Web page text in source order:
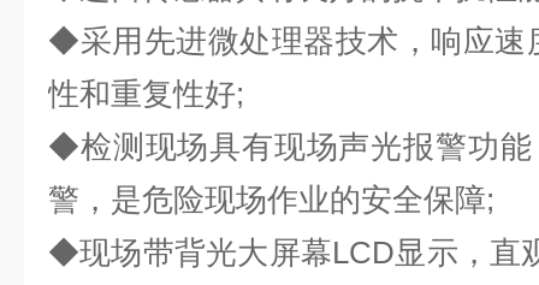
◆采用先进微处理器技术，响应速
性和重复性好;
◆检测现场具有现场声光报警功
警，是危险现场作业的安全保障;
◆现场带背光大屏幕LCD显示，直